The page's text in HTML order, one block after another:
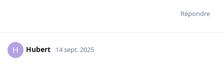
Répondre
H Hubert 14 sept. 2025